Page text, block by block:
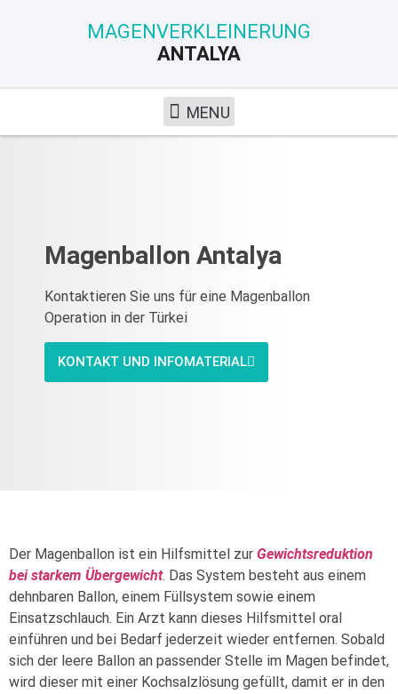
MAGENVERKLEINERUNG
ANTALYA
Magenballon Antalya
Kontaktieren Sie uns für eine Magenballon
Operation in der Türkei
KONTAKT UND INFOMATERIAL
Der Magenballon ist ein Hilfsmittel zur Gewichtsreduktion
bei starkem Übergewicht. Das System besteht aus einem
dehnbaren Ballon, einem Füllsystem sowie einem
Einsatzschlauch. Ein Arzt kann dieses Hilfsmittel oral
einführen und bei Bedarf jederzeit wieder entfernen. Sobald
sich der leere Ballon an passender Stelle im Magen befindet,
wird dieser mit einer Kochsalzlösung gefüllt, damit er in den